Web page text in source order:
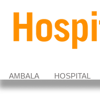
AMBALA HOSPITAL